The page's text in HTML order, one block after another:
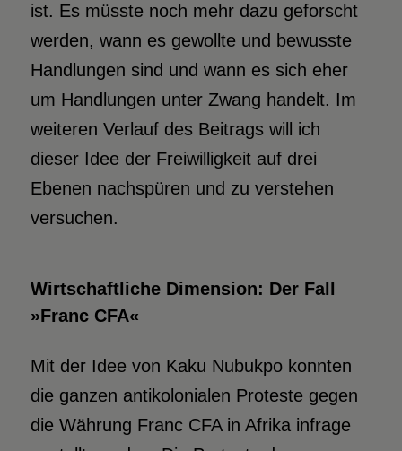
ist. Es müsste noch mehr dazu geforscht
werden, wann es gewollte und bewusste
Handlungen sind und wann es sich eher
um Handlungen unter Zwang handelt. Im
weiteren Verlauf des Beitrags will ich
dieser Idee der Freiwilligkeit auf drei
Ebenen nachspüren und zu verstehen
versuchen.
Wirtschaftliche Dimension: Der Fall
»FrancCFA«
Mit der Idee von Kaku Nubukpo konnten
die ganzen antikolonialen Proteste gegen
die Währung Franc CFA in Afrika infrage